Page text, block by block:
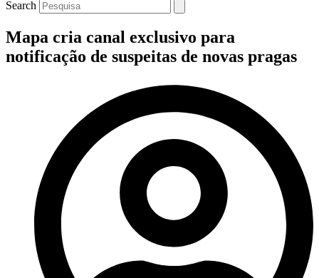
Search
Mapa cria canal exclusivo para
notificação de suspeitas de novas pragas